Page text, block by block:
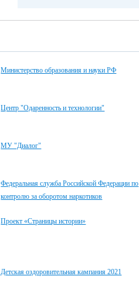
Министерство образования и науки РФ
Центр "Одаренность и технологии"
МУ "Диалог"
Федеральная служба Российской Федерации по
контролю за оборотом наркотиков
Проект «Страницы истории»
Детская оздоровительная кампания 2021